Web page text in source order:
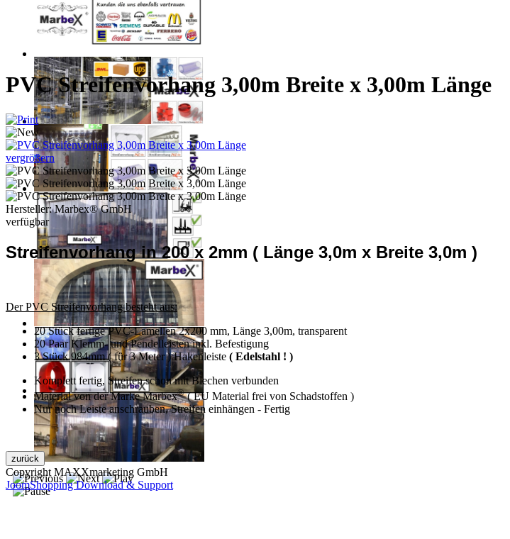
PVC Streifenvorhang 3,00m Breite x 3,00m Länge
vergrößern
Hersteller:Marbex® GmbH
verfügbar
Streifenvorhang in 200 x 2mm ( Länge 3,0m x Breite 3,0m )
Der PVC Streifenvorhang besteht aus:
20 Stück fertige PVC-Lamellen 2x200 mm, Länge 3,00m, transparent
20 Paar Klemm- und Pendelleisten inkl. Befestigung
3 Stück 984mm ( für 3 Meter ) Hakenleiste ( Edelstahl ! )
Komplett fertig, Streifen schon mit Blechen verbunden
Material von der Marke Marbex®( EU Material frei von Schadstoffen )
Nur noch Leiste anschrauben, Streifen einhängen - Fertig
Copyright MAXXmarketing GmbH
JoomShopping Download & Support